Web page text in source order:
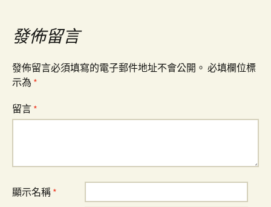
覽發佈留言
發佈留言必須填寫的電子郵件地址不會公開。 必填欄位標
示為 *
留言 *
顯示名稱 *